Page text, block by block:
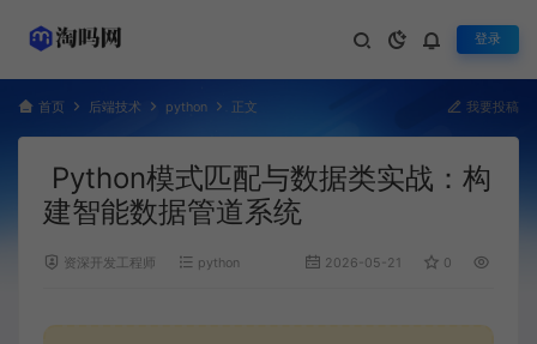
登录
首页 后端技术 python 正文 我要投稿
Python模式匹配与数据类实战：构
建智能数据管道系统
资深开发工程师 python 2026-05-21 0